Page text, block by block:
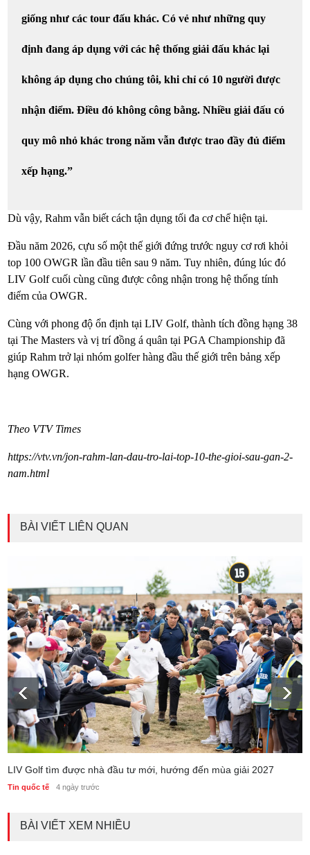
giống như các tour đấu khác. Có vẻ như những quy
định đang áp dụng với các hệ thống giải đấu khác lại
không áp dụng cho chúng tôi, khi chỉ có 10 người được
nhận điểm. Điều đó không công bằng. Nhiều giải đấu có
quy mô nhỏ khác trong năm vẫn được trao đầy đủ điểm
xếp hạng.”
Dù vậy, Rahm vẫn biết cách tận dụng tối đa cơ chế hiện tại.
Đầu năm 2026, cựu số một thế giới đứng trước nguy cơ rơi khỏi
top 100 OWGR lần đầu tiên sau 9 năm. Tuy nhiên, đúng lúc đó
LIV Golf cuối cùng cũng được công nhận trong hệ thống tính
điểm của OWGR.
Cùng với phong độ ổn định tại LIV Golf, thành tích đồng hạng 38
tại The Masters và vị trí đồng á quân tại PGA Championship đã
giúp Rahm trở lại nhóm golfer hàng đầu thế giới trên bảng xếp
hạng OWGR.
Theo VTV Times
https://vtv.vn/jon-rahm-lan-dau-tro-lai-top-10-the-gioi-sau-gan-2-
nam.html
BÀI VIẾT LIÊN QUAN
LIV Golf tìm được nhà đầu tư mới, hướng đến mùa giải 2027
Tin quốc tế 4 ngày trước
BÀI VIẾT XEM NHIỀU